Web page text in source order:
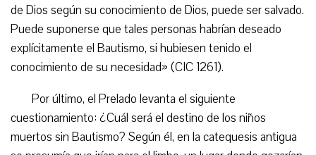
de Dios según su conocimiento de Dios, puede ser salvado.
Puede suponerse que tales personas habrían deseado
explícitamente el Bautismo, si hubiesen tenido el
conocimiento de su necesidad» (CIC 1261).
Por último, el Prelado levanta el siguiente
cuestionamiento: ¿Cuál será el destino de los niños
muertos sin Bautismo? Según él, en la catequesis antigua